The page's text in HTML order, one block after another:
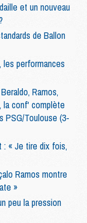
et un nouveau
de Ballon
les performances
Ramos,
la conf' complète
PSG/Toulouse (3-
: « Je tire dix fois,
Ramos montre
»
peu la pression